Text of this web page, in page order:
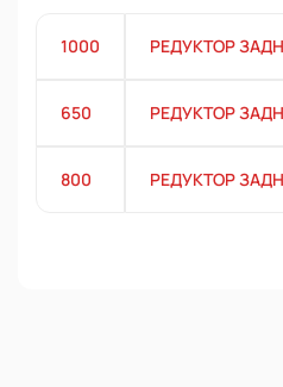
1000 РЕДУКТОР
650 РЕДУКТОР
800 РЕДУКТОР